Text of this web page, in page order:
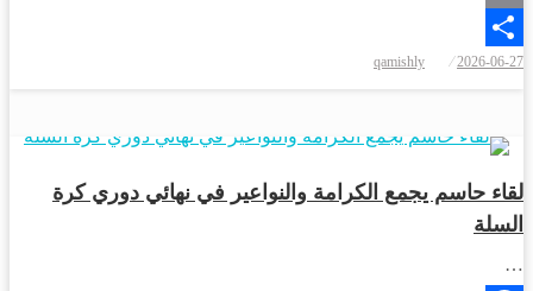
Email
Share
في
2026-06-27
qamishly
لقاء حاسم يجمع الكرامة والنواعير في نهائي دوري كرة
السلة
…